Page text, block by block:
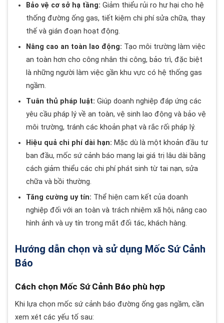
Bảo vệ cơ sở hạ tầng: Giảm thiểu rủi ro hư hại cho hệ
thống đường ống gas, tiết kiệm chi phí sửa chữa, thay
thế và gián đoạn hoạt động.
Nâng cao an toàn lao động: Tạo môi trường làm việc
an toàn hơn cho công nhân thi công, bảo trì, đặc biệt
là những người làm việc gần khu vực có hệ thống gas
ngầm.
Tuân thủ pháp luật: Giúp doanh nghiệp đáp ứng các
yêu cầu pháp lý về an toàn, vệ sinh lao động và bảo vệ
môi trường, tránh các khoản phạt và rắc rối pháp lý.
Hiệu quả chi phí dài hạn: Mặc dù là một khoản đầu tư
ban đầu, mốc sứ cảnh báo mang lại giá trị lâu dài bằng
cách giảm thiểu các chi phí phát sinh từ tai nạn, sửa
chữa và bồi thường.
Tăng cường uy tín: Thể hiện cam kết của doanh
nghiệp đối với an toàn và trách nhiệm xã hội, nâng cao
hình ảnh và uy tín trong mắt đối tác, khách hàng.
Hướng dẫn chọn và sử dụng Mốc Sứ Cảnh
Báo
Cách chọn Mốc Sứ Cảnh Báo phù hợp
Khi lựa chọn mốc sứ cảnh báo đường ống gas ngầm, cần
xem xét các yếu tố sau: